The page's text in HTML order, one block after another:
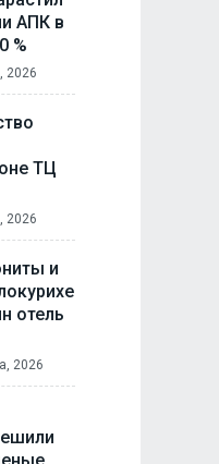
АПК в
%
2026
ТЦ
2026
и
отель
2026